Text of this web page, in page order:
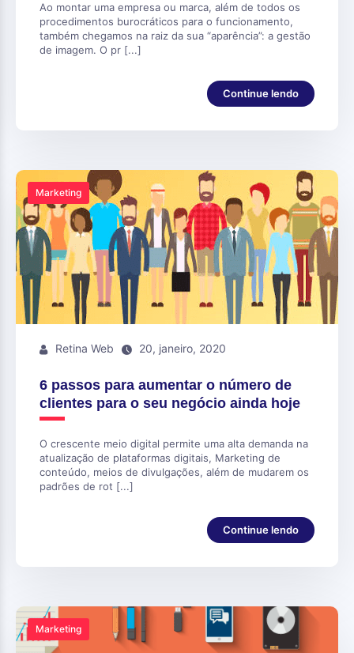
Ao montar uma empresa ou marca, além de todos os
procedimentos burocráticos para o funcionamento,
também chegamos na raiz da sua “aparência”: a gestão
de imagem. O pr [...]
Continue lendo
Marketing
Retina Web 20, janeiro, 2020
6 passos para aumentar o número de
clientes para o seu negócio ainda hoje
O crescente meio digital permite uma alta demanda na
atualização de plataformas digitais, Marketing de
conteúdo, meios de divulgações, além de mudarem os
padrões de rot [...]
Continue lendo
Marketing